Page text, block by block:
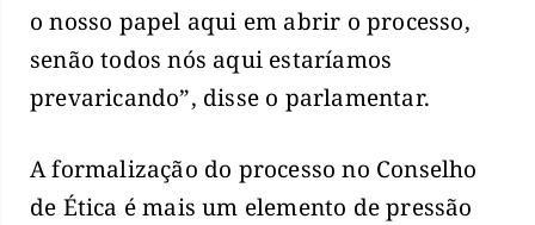
o nosso papel aqui em abrir o processo,
senão todos nós aqui estaríamos
prevaricando”, disse o parlamentar.
A formalização do processo no Conselho
de Ética é mais um elemento de pressão